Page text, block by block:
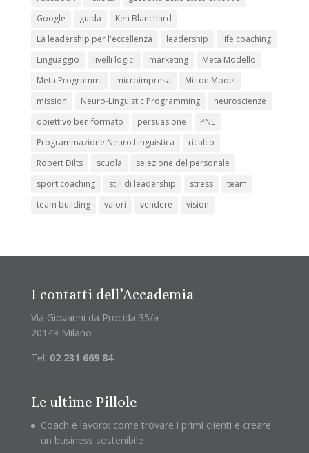
Google
guida
Ken Blanchard
La leadership per l'eccellenza
leadership
life coaching
Linguaggio
livelli logici marketing
Meta Modello
Meta Programmi
microimpresa
Milton Model
mission
Neuro-Linguistic Programming
neuroscienze
obiettivo ben formato
persuasione
PNL
Programmazione Neuro Linguistica
ricalco
Robert Dilts
scuola
selezione del personale
sport coaching
stili di leadership stress
team
team building
valori vendere vision
I contatti dell’Accademia
Via Giovanni da Procida 35/a
20149 Milano
Tel. 02 231 669 84
Le ultime Pillole
Coach e lavoro: come trovare i primi clienti e creare
un business sostenibile